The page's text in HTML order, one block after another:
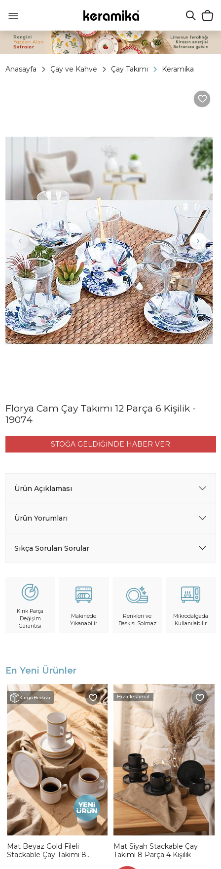
Anasayfa Çay ve Kahve Çay Takımı Keramika
Florya Cam Çay Takımı 12 Parça 6 Kişilik -
19074
STOĞA GELDİĞİNDE HABER VER
Ürün Açıklaması
Ürün Yorumları
Sıkça Sorulan Sorular
Kırık Parça
Değişim
Garantisi
Makinede
Yıkanabilir
Renkleri ve
Baskısı Solmaz
Mikrodalgada
Kullanılabilir
En Yeni Ürünler
Kargo Bedava
Mat Beyaz Gold Fileli
Stackable Çay Takımı 8
Hızlı Teslimat
Mat Siyah Stackable Çay
Takımı 8 Parça 4 Kişilik